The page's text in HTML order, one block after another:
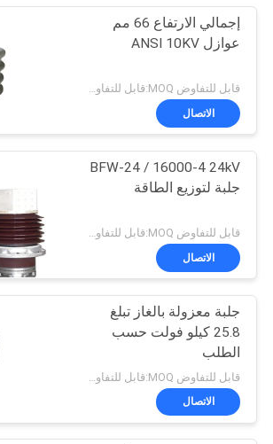
جلبة معزولة
تجميع جلبة
18
عوازل
16
إجمالي الارتفاع 66 مم
عوازل ANSI 10KV
الاتصال
BFW-24 / 16000-4 24kV
جلبة لتوزيع الطاقة
الاتصال
جلبة معزولة بالغاز تبلغ
25.8 كيلو فولت حسب
الطلب
الاتصال